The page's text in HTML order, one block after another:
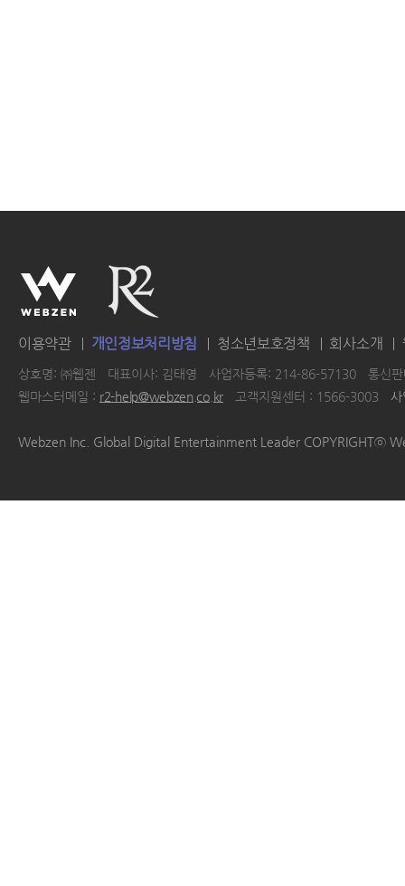
이용약관 개인정보처리방침 청소년보호정책 회사소개
상호명: ㈜웹젠 대표이사: 김태영 사업자등록: 214-86-57130
통신
웹마스터메일 : r2-help@webzen.co.kr 고객지원센터 : 1566-3003
Webzen Inc. Global Digital Entertainment Leader COPYRIGHTⓒ